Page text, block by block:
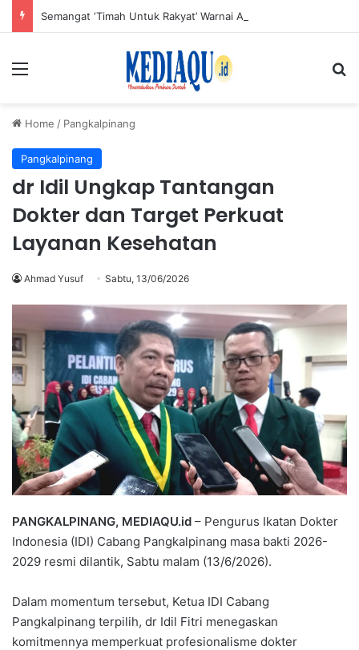
Menu
Home / Pangkalpinang
Pangkalpinang
dr Idil Ungkap Tantangan
Dokter dan Target Perkuat
Layanan Kesehatan
Ahmad Yusuf Sabtu, 13/06/2026
PANGKALPINANG, MEDIAQU.id – Pengurus Ikatan Dokter
Indonesia (IDI) Cabang Pangkalpinang masa bakti 2026-
2029 resmi dilantik, Sabtu malam (13/6/2026).
Dalam momentum tersebut, Ketua IDI Cabang
Pangkalpinang terpilih, dr Idil Fitri menegaskan
komitmennya memperkuat profesionalisme dokter